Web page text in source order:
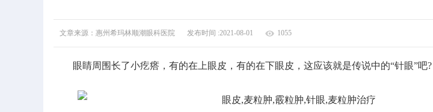
文章来源：惠州希玛林顺潮眼科医院 发布时间 :2021-08-01 1055
眼睛周围长了小疙瘩，有的在上眼皮，有的在下眼皮，这应该就是传说中的“针眼”吧?